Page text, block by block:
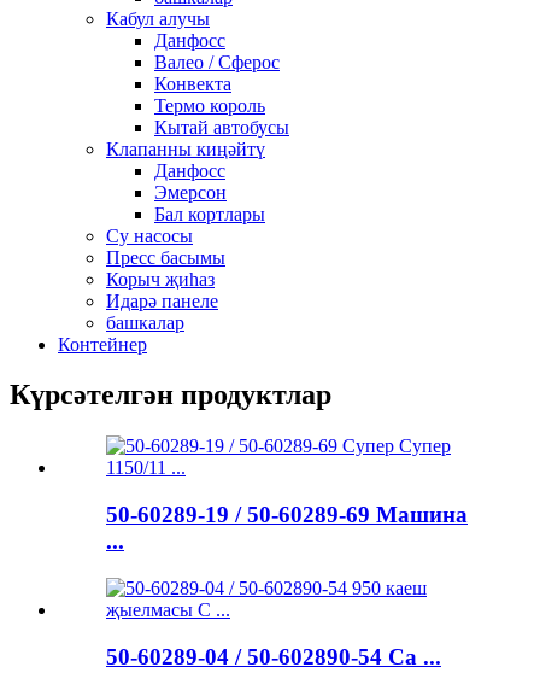
Кабул алучы
Данфосс
Валео / Сферос
Конвекта
Термо король
Кытай автобусы
Клапанны киңәйтү
Данфосс
Эмерсон
Бал кортлары
Су насосы
Пресс басымы
Корыч җиһаз
Идарә панеле
башкалар
Контейнер
Күрсәтелгән продуктлар
50-60289-19 / 50-60289-69 Машина
...
50-60289-04 / 50-602890-54 Ca ...